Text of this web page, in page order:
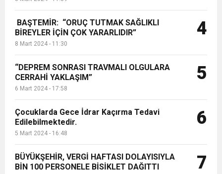
BAŞTEMİR: “ORUÇ TUTMAK SAĞLIKLI
BİREYLER İÇİN ÇOK YARARLIDIR”
8 Mart 2024 - 11:30
4
“DEPREM SONRASI TRAVMALI OLGULARA
CERRAHİ YAKLAŞIM”
6 Mart 2024 - 17:58
5
Çocuklarda Gece İdrar Kaçırma Tedavi
Edilebilmektedir.
5 Mart 2024 - 16:48
6
BÜYÜKŞEHİR, VERGİ HAFTASI DOLAYISIYLA
BİN 100 PERSONELE BİSİKLET DAĞITTI
7